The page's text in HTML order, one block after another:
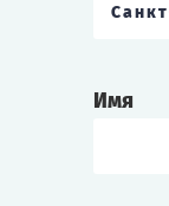
Имя